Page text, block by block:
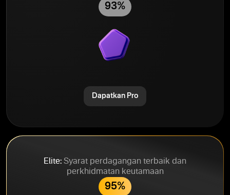
93%
Dapatkan Pro
Elite: Syarat perdagangan terbaik dan
perkhidmatan keutamaan
95%